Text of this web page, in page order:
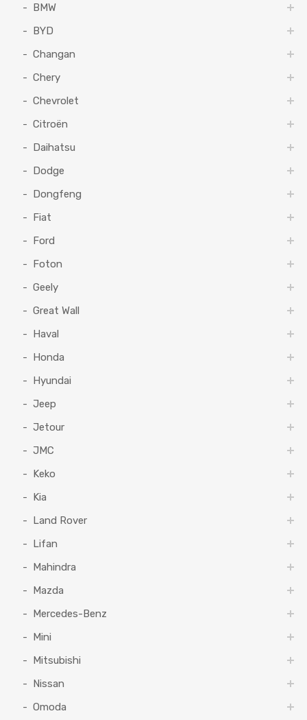
BMW
BYD
Changan
Chery
Chevrolet
Citroën
Daihatsu
Dodge
Dongfeng
Fiat
Ford
Foton
Geely
Great Wall
Haval
Honda
Hyundai
Jeep
Jetour
JMC
Keko
Kia
Land Rover
Lifan
Mahindra
Mazda
Mercedes-Benz
Mini
Mitsubishi
Nissan
Omoda